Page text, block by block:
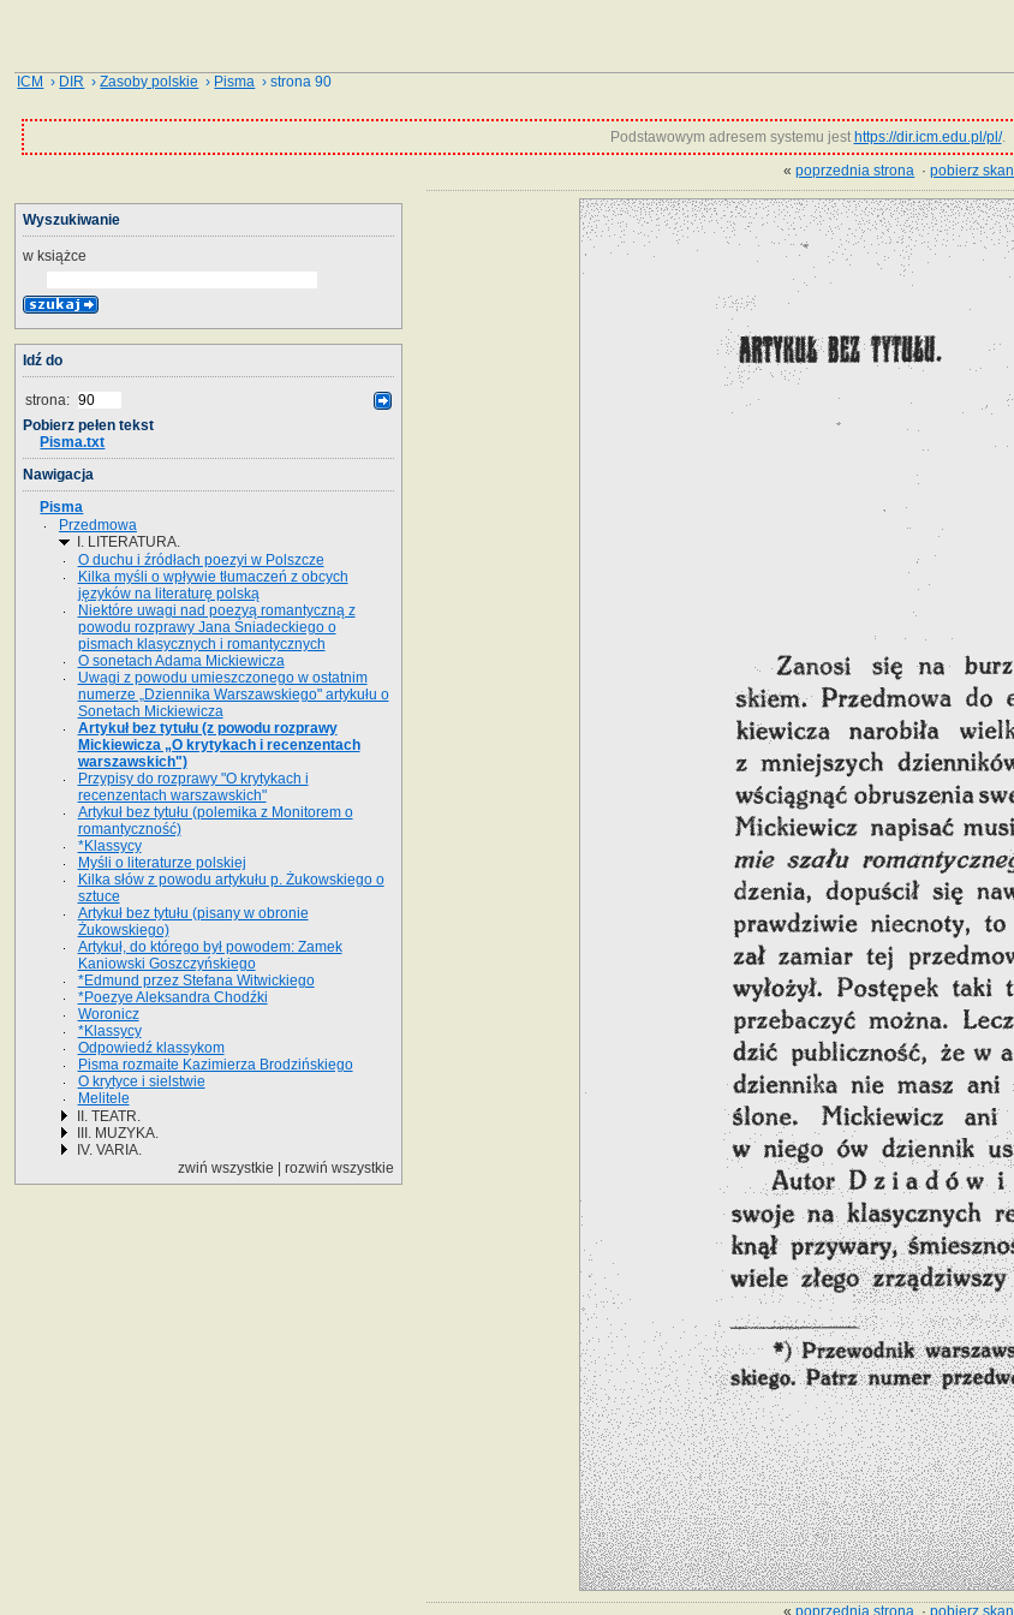
ICM › DIR ›Zasoby polskie › Pisma › strona 90
Podstawowym adresem systemu jest https://dir.icm.edu.pl/pl/.
«poprzednia strona ·pobierz skan
«poprzednia strona ·pobierz skan
Wyszukiwanie
w książce
Idź do
strona:
Pobierz pełen tekst
Pisma.txt
Nawigacja
Pisma
Przedmowa
I. LITERATURA.
O duchu i źródłach poezyi w Polszcze
Kilka myśli o wpływie tłumaczeń z obcych
języków na literaturę polską
Niektóre uwagi nad poezyą romantyczną z
powodu rozprawy Jana Śniadeckiego o
pismach klasycznych i romantycznych
O sonetach Adama Mickiewicza
Uwagi z powodu umieszczonego w ostatnim
numerze „Dziennika Warszawskiego" artykułu o
Sonetach Mickiewicza
Artykuł bez tytułu (z powodu rozprawy
Mickiewicza „O krytykach i recenzentach
warszawskich")
Przypisy do rozprawy "O krytykach i
recenzentach warszawskich"
Artykuł bez tytułu (polemika z Monitorem o
romantyczność)
*Klassycy
Myśli o literaturze polskiej
Kilka słów z powodu artykułu p. Żukowskiego o
sztuce
Artykuł bez tytułu (pisany w obronie
Żukowskiego)
Artykuł, do którego był powodem: Zamek
Kaniowski Goszczyńskiego
*Edmund przez Stefana Witwickiego
*Poezye Aleksandra Chodźki
Woronicz
*Klassycy
Odpowiedź klassykom
Pisma rozmaite Kazimierza Brodzińskiego
O krytyce i sielstwie
Melitele
II. TEATR.
III. MUZYKA.
IV. VARIA.
zwiń wszystkie |rozwiń wszystkie